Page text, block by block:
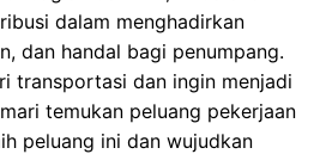
dalam menghadirkan
dan handal bagi penumpang.
transportasi dan ingin menjadi
temukan peluang pekerjaan
peluang ini dan wujudkan